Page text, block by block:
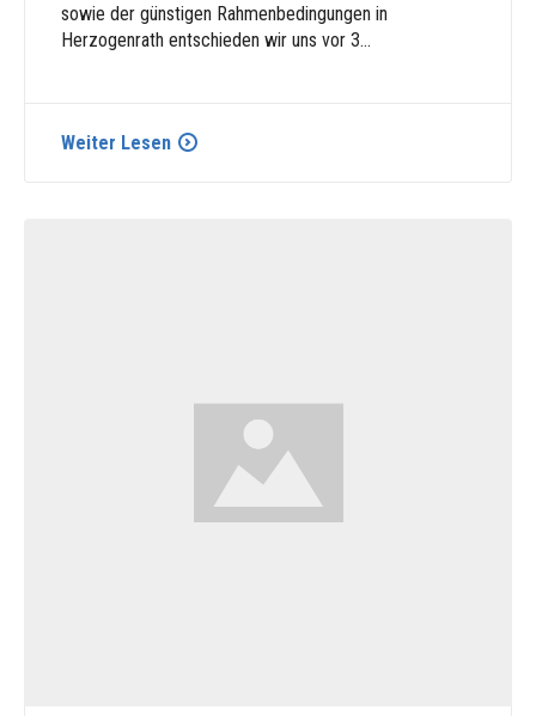
sowie der günstigen Rahmenbedingungen in
Herzogenrath entschieden wir uns vor 3…
Weiter Lesen